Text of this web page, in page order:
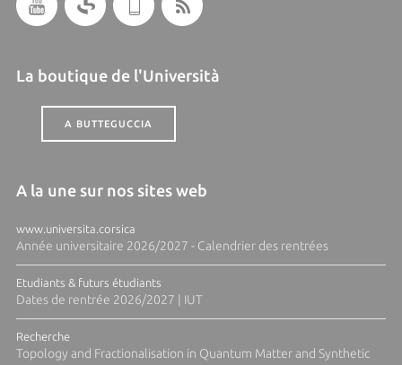
La boutique de l'Università
A BUTTEGUCCIA
A la une sur nos sites web
www.universita.corsica
Année universitaire 2026/2027 - Calendrier des rentrées
Etudiants & futurs étudiants
Dates de rentrée 2026/2027 | IUT
Recherche
Topology and Fractionalisation in Quantum Matter and Synthetic